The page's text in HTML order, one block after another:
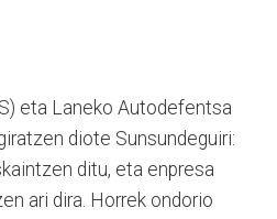
eta Laneko Autodefentsa
diote Sunsundeguiri:
ditu, eta enpresa
ari dira. Horrek ondorio